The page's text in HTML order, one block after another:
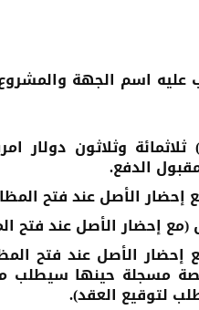
اسم الجهة والمشروع
الدفع.
الأصل عند فتح
إحضار الأصل عند فتح
الأصل عند فتح
مسجلة حينها سيطلب
لتوقيع العقد).